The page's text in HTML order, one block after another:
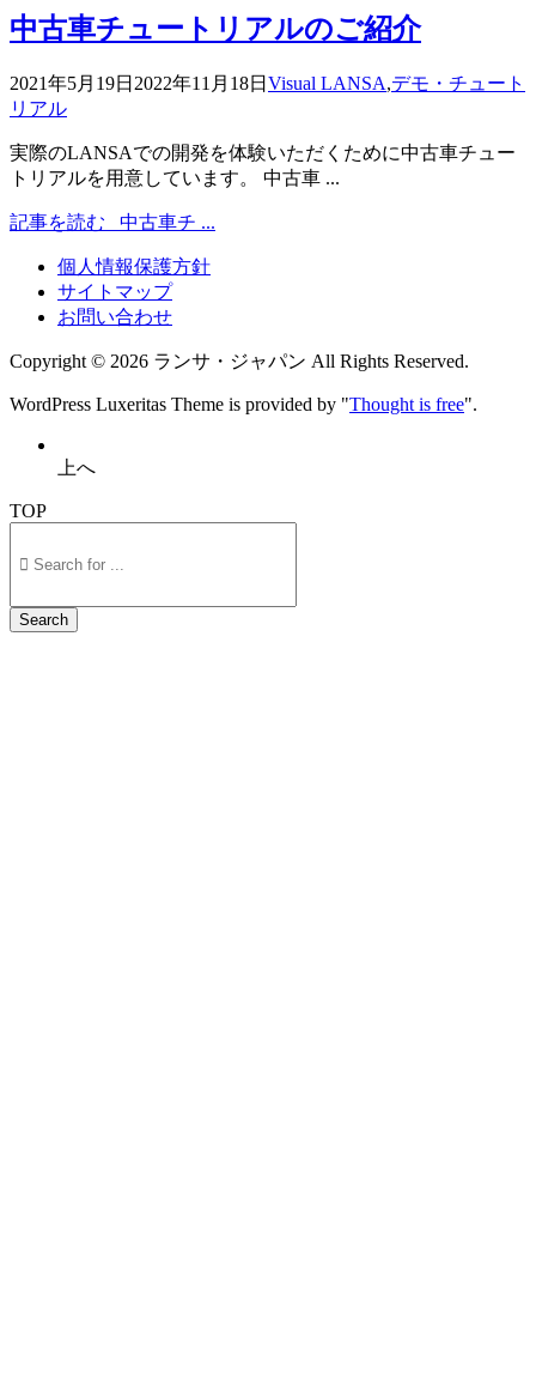
中古車チュートリアルのご紹介
2021年5月19日 2022年11月18日 Visual LANSA,デモ・チュート
リアル
実際のLANSAでの開発を体験いただくために中古車チュー
トリアルを用意しています。 中古車 ...
記事を読む 中古車チ ...
個人情報保護方針
サイトマップ
お問い合わせ
Copyright © 2026 ランサ・ジャパン All Rights Reserved.
WordPress Luxeritas Theme is provided by "Thought is free".
上へ
TOP